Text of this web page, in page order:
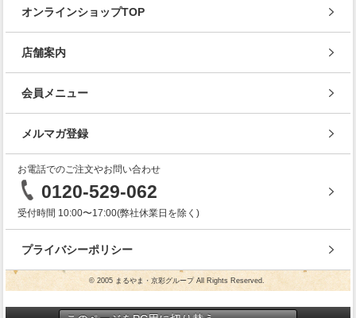
オンラインショップTOP
店舗案内
会員メニュー
メルマガ登録
お電話でのご注文やお問い合わせ
0120-529-062
受付時間 10:00〜17:00(弊社休業日を除く)
プライバシーポリシー
© 2005 まるやま・京彩グループ All Rights Reserved.